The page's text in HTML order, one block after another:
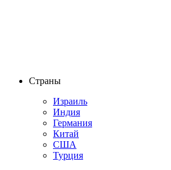
Страны
Израиль
Индия
Германия
Китай
США
Турция